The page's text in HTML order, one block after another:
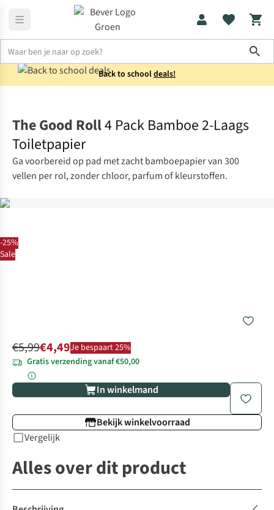
Back to schooldeals!
-25%
Sale
The Good Roll4 Pack Bamboe 2-Laags
Toiletpapier
Ga voorbereid op pad met zacht bamboepapier van 300
vellen per rol, zonder chloor, parfum of kleurstoffen.
€5,99€4,49Je bespaart 25%
Gratis verzending vanaf €50,00
In winkelmand
Bekijk winkelvoorraad
Vergelijk
Alles over dit product